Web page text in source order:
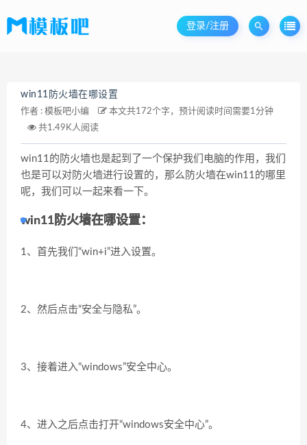
登录/注册
win11防火墙在哪设置
作者 : 模板吧小编
本文共172个字，预计阅读时间需要1分钟
共1.49K人阅读
win11的防火墙也是起到了一个保护我们电脑的作用，我们
也是可以对防火墙进行设置的，那么防火墙在win11的哪里
呢，我们可以一起来看一下。
win11防火墙在哪设置：
1、首先我们“win+i”进入设置。
2、然后点击“安全与隐私”。
3、接着进入“windows”安全中心。
4、进入之后点击打开“windows安全中心”。